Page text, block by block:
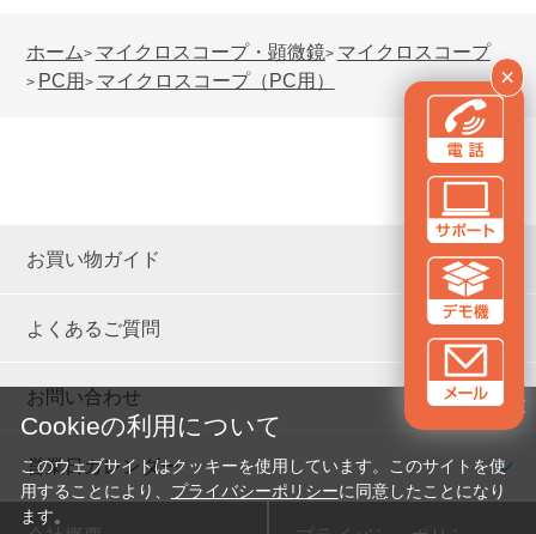
×
ホーム> マイクロスコープ・顕微鏡> マイクロスコープ
> PC用> マイクロスコープ（PC用）
お買い物ガイド
よくあるご質問
お問い合わせ
営業日カレンダー
✕
Cookieの利用について
このウェブサイトはクッキーを使用しています。このサイトを使
用することにより、 プライバシーポリシーに同意したことになり
ます。